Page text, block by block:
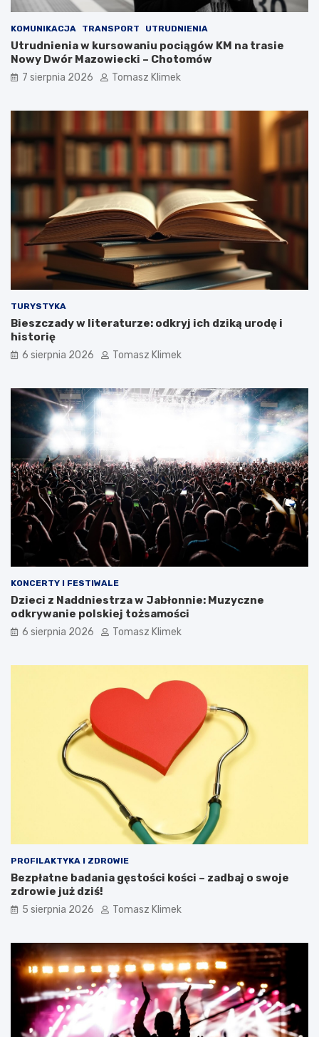
KOMUNIKACJA TRANSPORT UTRUDNIENIA
Utrudnienia w kursowaniu pociągów KM na trasie
Nowy Dwór Mazowiecki – Chotomów
7 sierpnia 2026 Tomasz Klimek
TURYSTYKA
Bieszczady w literaturze: odkryj ich dziką urodę i
historię
6 sierpnia 2026 Tomasz Klimek
KONCERTY I FESTIWALE
Dzieci z Naddniestrza w Jabłonnie: Muzyczne
odkrywanie polskiej tożsamości
6 sierpnia 2026 Tomasz Klimek
PROFILAKTYKA I ZDROWIE
Bezpłatne badania gęstości kości – zadbaj o swoje
zdrowie już dziś!
5 sierpnia 2026 Tomasz Klimek